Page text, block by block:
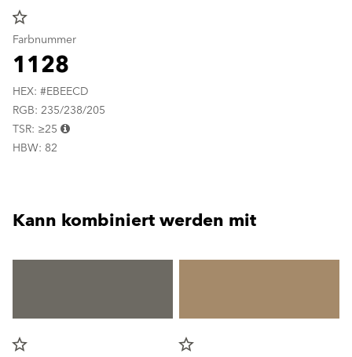
star_border
Farbnummer
1128
HEX: #EBEECD
RGB: 235/238/205
TSR: ≥25
HBW: 82
Kann kombiniert werden mit
star_border
star_border